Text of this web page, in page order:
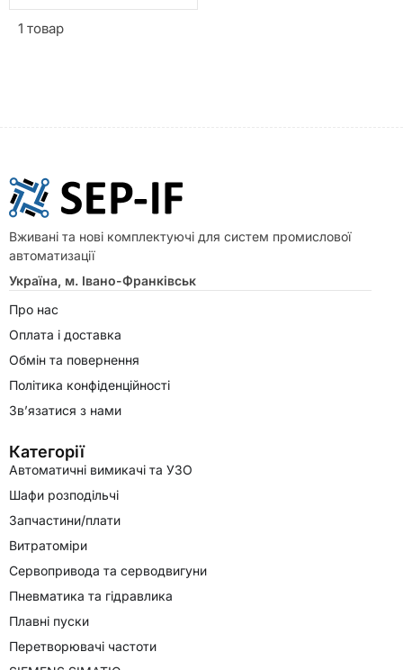
1 товар
Вживані та нові комплектуючі для систем промислової
автоматизації
Україна, м. Івано-Франківськ
Про нас
Оплата і доставка
Обмін та повернення
Політика конфіденційності
Зв’язатися з нами
Категорії
Автоматичні вимикачі та УЗО
Шафи розподільчі
Запчастини/плати
Витратоміри
Сервопривода та серводвигуни
Пневматика та гідравлика
Плавні пуски
Перетворювачі частоти